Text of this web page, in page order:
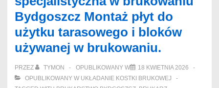
Bydgoszcz Montaż płyt do
użytku tarasowego i bloków
używanej w brukowaniu.
PRZEZ TYMON OPUBLIKOWANY W
18 KWIETNIA 2026
OPUBLIKOWANY W UKŁADANIE KOSTKI BRUKOWEJ